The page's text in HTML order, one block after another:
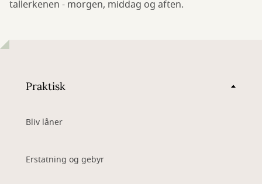
tallerkenen - morgen, middag og aften.
Praktisk
Bliv låner
Erstatning og gebyr